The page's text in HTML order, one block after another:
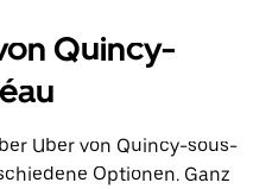
Quincy-
Uber von Quincy-sous-
Optionen. Ganz